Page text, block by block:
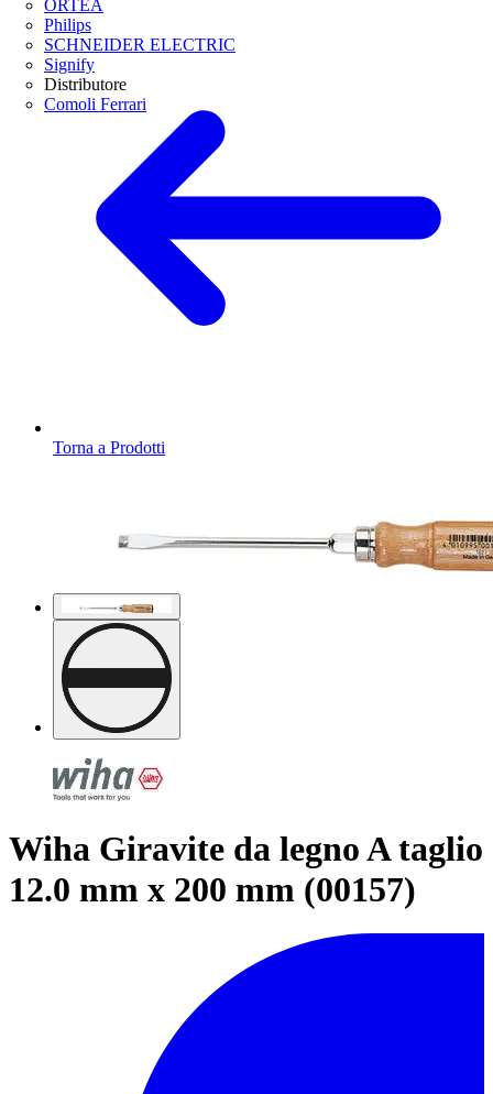
ORTEA
Philips
SCHNEIDER ELECTRIC
Signify
Distributore
Comoli Ferrari
Torna a Prodotti
Wiha Giravite da legno A taglio
12.0 mm x 200 mm (00157)